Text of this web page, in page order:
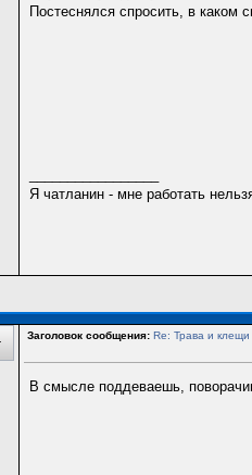
Постеснялся спросить, в каком
Я чатланин - мне работать
Заголовок сообщения: Re: Трава и клещи
В смысле поддеваешь,